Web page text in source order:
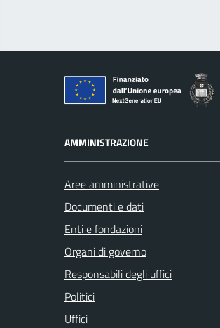
AMMINISTRAZIONE
Aree amministrative
Documenti e dati
Enti e fondazioni
Organi di governo
Responsabili degli uffici
Politici
Uffici